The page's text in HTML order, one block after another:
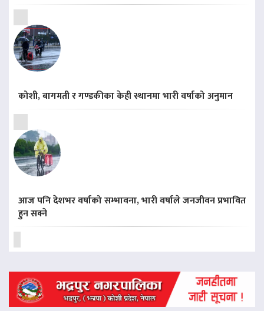
कोशी, बागमती र गण्डकीका केही स्थानमा भारी वर्षाको अनुमान
आज पनि देशभर वर्षाको सम्भावना, भारी वर्षाले जनजीवन प्रभावित
हुन सक्ने